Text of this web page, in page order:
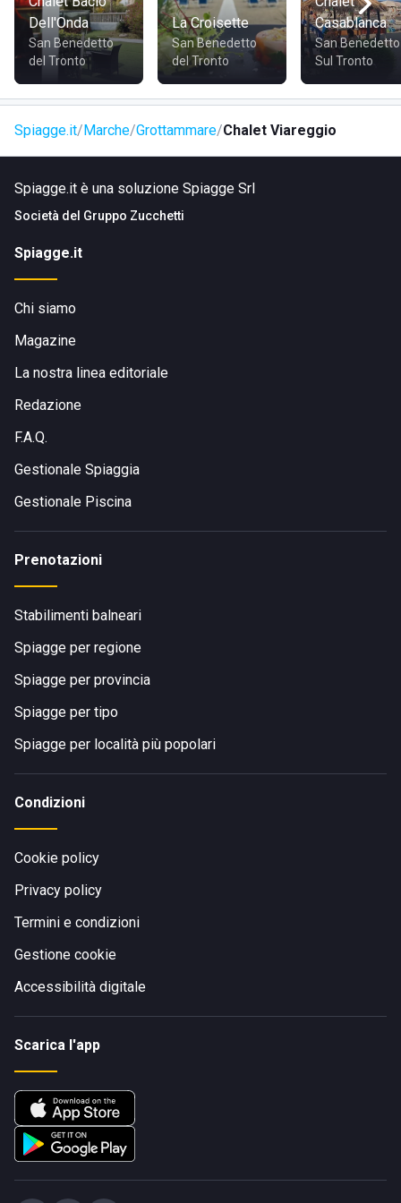
Dell'Onda
San Benedetto
del Tronto
La Croisette
San Benedetto
del Tronto
Casablanca
San Benedetto
Sul Tronto
Spiagge.it Marche Grottammare Chalet Viareggio
Spiagge.it è una soluzione Spiagge Srl
Società del Gruppo Zucchetti
Spiagge.it
Chi siamo
Magazine
La nostra linea editoriale
Redazione
F.A.Q.
Gestionale Spiaggia
Gestionale Piscina
Prenotazioni
Stabilimenti balneari
Spiagge per regione
Spiagge per provincia
Spiagge per tipo
Spiagge per località più popolari
Condizioni
Cookie policy
Privacy policy
Termini e condizioni
Gestione cookie
Accessibilità digitale
Scarica l'app